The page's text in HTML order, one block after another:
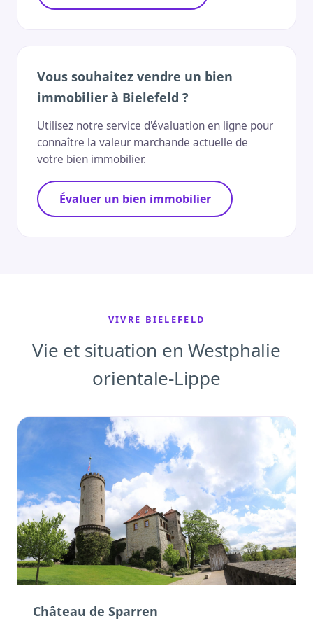
Vous souhaitez vendre un bien
immobilier à Bielefeld ?
Utilisez notre service d'évaluation en ligne pour
connaître la valeur marchande actuelle de
votre bien immobilier.
Évaluer un bien immobilier
VIVRE BIELEFELD
Vie et situation en Westphalie
orientale-Lippe
Château de Sparren